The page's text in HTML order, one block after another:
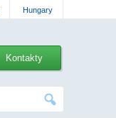
Hungary
Kontakty